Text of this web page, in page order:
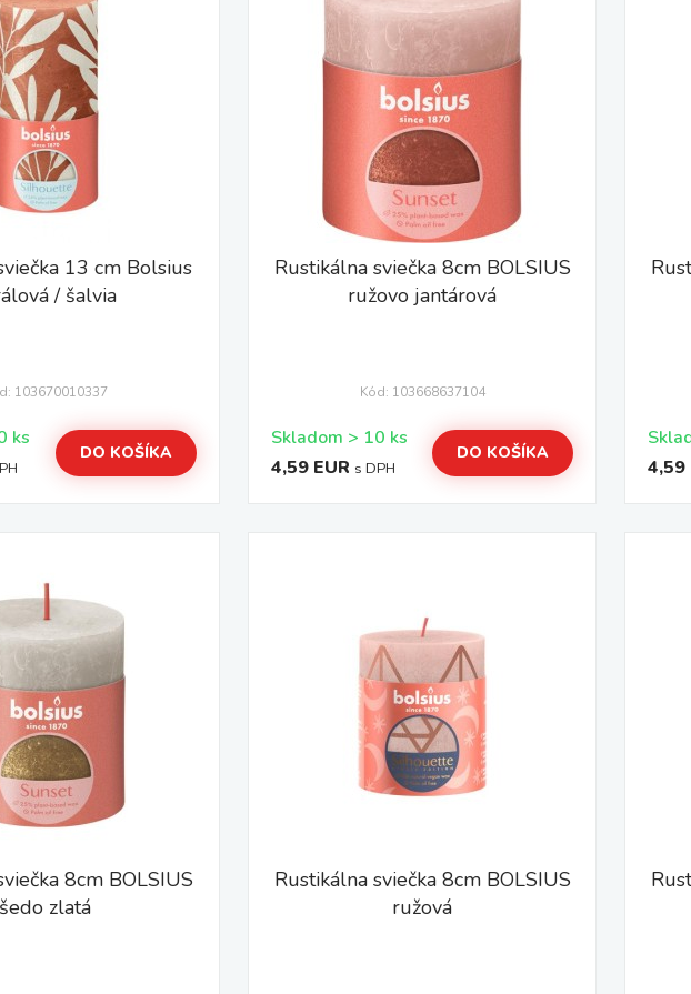
13 cm Bolsius
/ šalvia
103670010337
Skladom > 10 ks
DO KOŠÍKA
Rustikálna sviečka 8cm BOLSIUS
ružovo jantárová
Kód: 103668637104
Skladom > 10 ks
4,59 EUR s DPH
DO KOŠÍKA
4,59
8cm BOLSIUS
šedo zlatá
Rustikálna sviečka 8cm BOLSIUS
ružová